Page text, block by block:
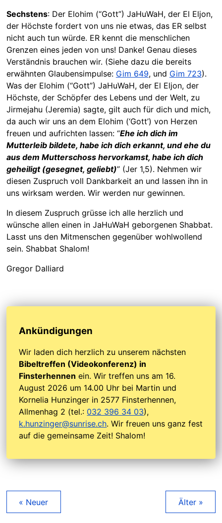
Sechstens: Der Elohim (“Gott”) JaHuWaH, der El Eljon,
der Höchste fordert von uns nie etwas, das ER selbst
nicht auch tun würde. ER kennt die menschlichen
Grenzen eines jeden von uns! Danke! Genau dieses
Verständnis brauchen wir. (Siehe dazu die bereits
erwähnten Glaubensimpulse: Gim 649, und Gim 723).
Was der Elohim (“Gott”) JaHuWaH, der El Eljon, der
Höchste, der Schöpfer des Lebens und der Welt, zu
Jirmejahu (Jeremia) sagte, gilt auch für dich und mich,
da auch wir uns an dem Elohim (‘Gott’) von Herzen
freuen und aufrichten lassen: “Ehe ich dich im
Mutterleib bildete, habe ich dich erkannt, und ehe du
aus dem Mutterschoss hervorkamst, habe ich dich
geheiligt (gesegnet, geliebt)” (Jer 1,5). Nehmen wir
diesen Zuspruch voll Dankbarkeit an und lassen ihn in
uns wirksam werden. Wir werden nur gewinnen.
In diesem Zuspruch grüsse ich alle herzlich und
wünsche allen einen in JaHuWaH geborgenen Shabbat.
Lasst uns den Mitmenschen gegenüber wohlwollend
sein. Shabbat Shalom!
Gregor Dalliard
Ankündigungen
Wir laden dich herzlich zu unserem nächsten
Bibeltreffen (Videokonferenz) in
Finsterhennen ein. Wir treffen uns am 16.
August 2026 um 14.00 Uhr bei Martin und
Kornelia Hunzinger in 2577 Finsterhennen,
Allmenhag 2 (tel.: 032 396 34 03),
k.hunzinger@sunrise.ch. Wir freuen uns ganz fest
auf die gemeinsame Zeit! Shalom!
« Neuer Älter »